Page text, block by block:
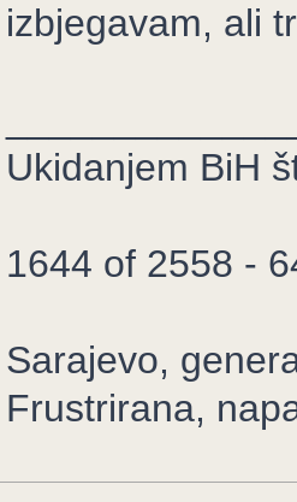
izbjegavam, ali
Ukidanjem BiH
1644 of 2558 -
Sarajevo,
Frustrirana,